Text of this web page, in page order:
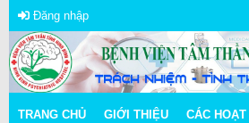
Đăng nhập
TRANG CHỦ GIỚI THIỆU CÁC HOẠT